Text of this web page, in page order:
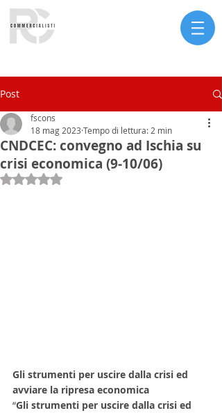
Post
CNDCEC: convegno ad Ischia su
crisi economica (9-10/06)
fscons
18 mag 2023 Tempo di lettura: 2 min
Valutazione NaN stelle su 5.
Gli strumenti per uscire dalla crisi ed
avviare la ripresa economica
“Gli strumenti per uscire dalla crisi ed